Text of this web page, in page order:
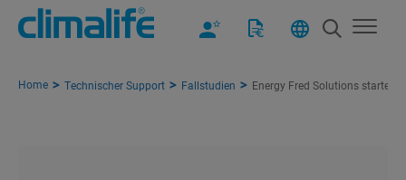
Home Technischer Support Fallstudien Energy Fred Solutions startet